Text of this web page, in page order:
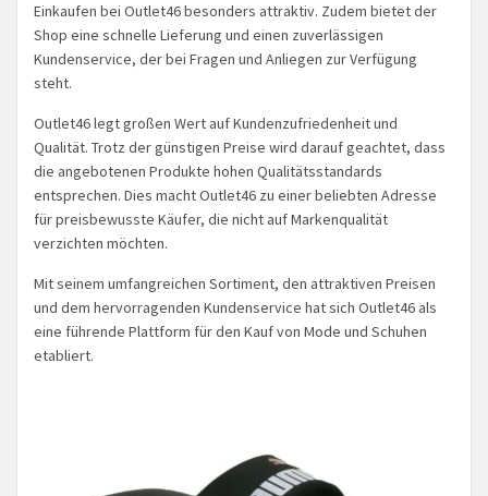
Einkaufen bei Outlet46 besonders attraktiv. Zudem bietet der
Shop eine schnelle Lieferung und einen zuverlässigen
Kundenservice, der bei Fragen und Anliegen zur Verfügung
steht.
Outlet46 legt großen Wert auf Kundenzufriedenheit und
Qualität. Trotz der günstigen Preise wird darauf geachtet, dass
die angebotenen Produkte hohen Qualitätsstandards
entsprechen. Dies macht Outlet46 zu einer beliebten Adresse
für preisbewusste Käufer, die nicht auf Markenqualität
verzichten möchten.
Mit seinem umfangreichen Sortiment, den attraktiven Preisen
und dem hervorragenden Kundenservice hat sich Outlet46 als
eine führende Plattform für den Kauf von Mode und Schuhen
etabliert.